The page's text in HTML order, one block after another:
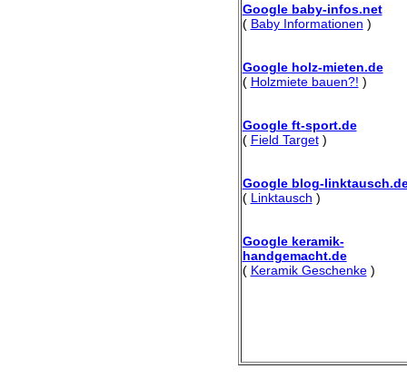
Google baby-infos.net
( Baby Informationen )
Google holz-mieten.de
( Holzmiete bauen?! )
Google ft-sport.de
( Field Target)
Google blog-
( Linktausch )
Google keramik-
handgemacht.de
( Keramik Geschenke)